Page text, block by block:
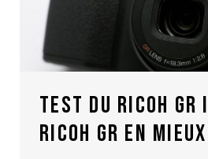
TEST DU RICOH GR
RICOH GR EN